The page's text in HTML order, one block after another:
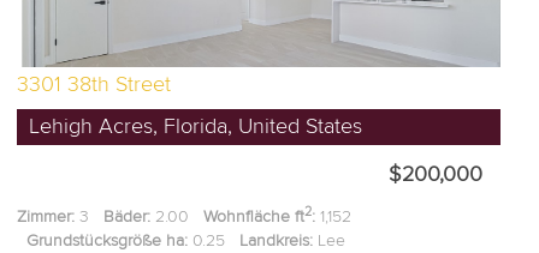
3301 38th Street
Lehigh Acres, Florida, United States
$200,000
Zimmer: 3 Bäder: 2.00Wohnfläche ft2: 1,152
Grundstücksgröße ha: 0.25 Landkreis: Lee